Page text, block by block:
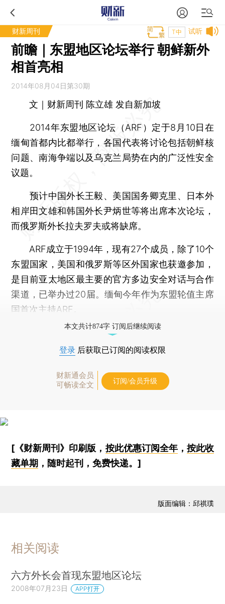
财新周刊 试听
T中
前瞻｜东盟地区论坛举行 朝鲜新外
相首亮相
2014年08月04日第30期
文｜财新周刊 陈立雄 发自新加坡
2014年东盟地区论坛（ARF）定于8月10日在
缅甸首都内比都举行，各国代表将讨论包括朝鲜核
问题、南海争端以及乌克兰局势在内的广泛性安全
议题。
预计中国外长王毅、美国国务卿克里、日本外
相岸田文雄和韩国外长尹炳世等将出席本次论坛，
而俄罗斯外长拉夫罗夫或将缺席。
ARF成立于1994年，现有27个成员，除了10个
东盟国家，美国和俄罗斯等区外国家也获邀参加，
是目前亚太地区最主要的官方多边安全对话与合作
渠道，已举办过20届。缅甸今年作为东盟轮值主席
国首次主持ARF。
本文共计874字 订阅后继续阅读
登录 后获取已订阅的阅读权限
财新通会员
可畅读全文
订阅/会员升级
[《财新周刊》印刷版， 按此优惠订阅全年， 按此收
藏单期 ，随时起刊，免费快递。]
版面编辑：邱祺璞
相关阅读
六方外长会首现东盟地区论坛
2008年07月23日 APP打开